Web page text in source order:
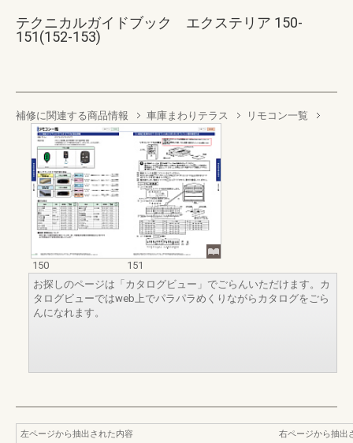
テクニカルガイドブック エクステリア 150-
151(152-153)
補修に関連する商品情報 車庫まわりテラス リモコン一覧
150
151
お探しのページは「カタログビュー」でごらんいただけます。カ
タログビューではweb上でパラパラめくりながらカタログをごら
んになれます。
左ページから抽出された内容
右ページから抽出